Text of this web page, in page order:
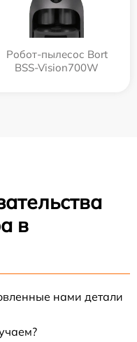
Робот-пылесос Bort
BSS-Vision700W
в
нами детали